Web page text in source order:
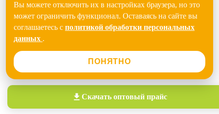
Вы можете отключить их в настройках браузера, но это
может ограничить функционал. Оставаясь на сайте вы
соглашаетесь с политикой обработки персональных
данных .
ПОНЯТНО
Скачать оптовый прайс